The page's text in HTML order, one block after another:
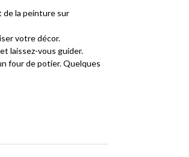
de la peinture sur
votre décor.
laissez-vous guider.
four de potier. Quelques